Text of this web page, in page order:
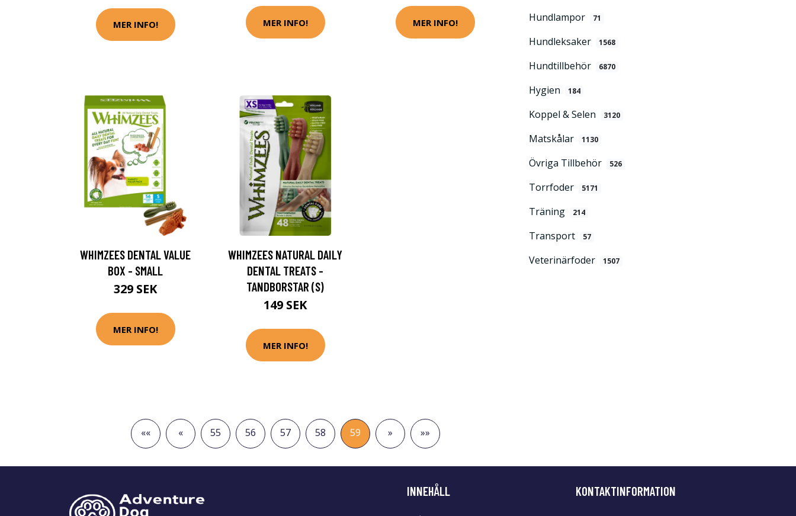
Hundlampor 71
Hundleksaker 1568
Hundtillbehör 6870
Hygien 184
Koppel & Selen 3120
Matskålar 1130
Övriga Tillbehör 526
Torrfoder 5171
Träning 214
Transport 57
Veterinärfoder 1507
MER INFO! MER INFO! MER INFO!
WHIMZEES DENTAL VALUE
BOX - SMALL
329 SEK
MER INFO!
WHIMZEES NATURAL DAILY
DENTAL TREATS -
TANDBORSTAR (S)
149 SEK
MER INFO!
«« « 55 56 57 58 59 » »»
INNEHÅLL KONTAKTINFORMATION